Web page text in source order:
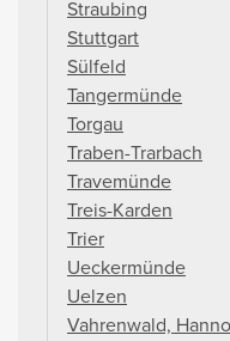
Straubing
Stuttgart
Sülfeld
Tangermünde
Torgau
Traben-Trarbach
Travemünde
Treis-Karden
Trier
Ueckermünde
Uelzen
Vahrenwald,